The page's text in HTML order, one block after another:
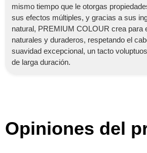
mismo tiempo que le otorgas
sus efectos múltiples, y gracias a sus
natural, PREMIUM COLOUR crea para
naturales y duraderos, respetando el
suavidad excepcional, un tacto
de larga duración.
Opiniones del